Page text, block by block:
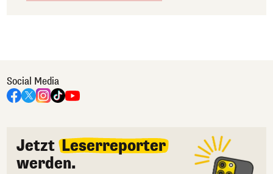
Social Media
Jetzt Leserreporter
werden.